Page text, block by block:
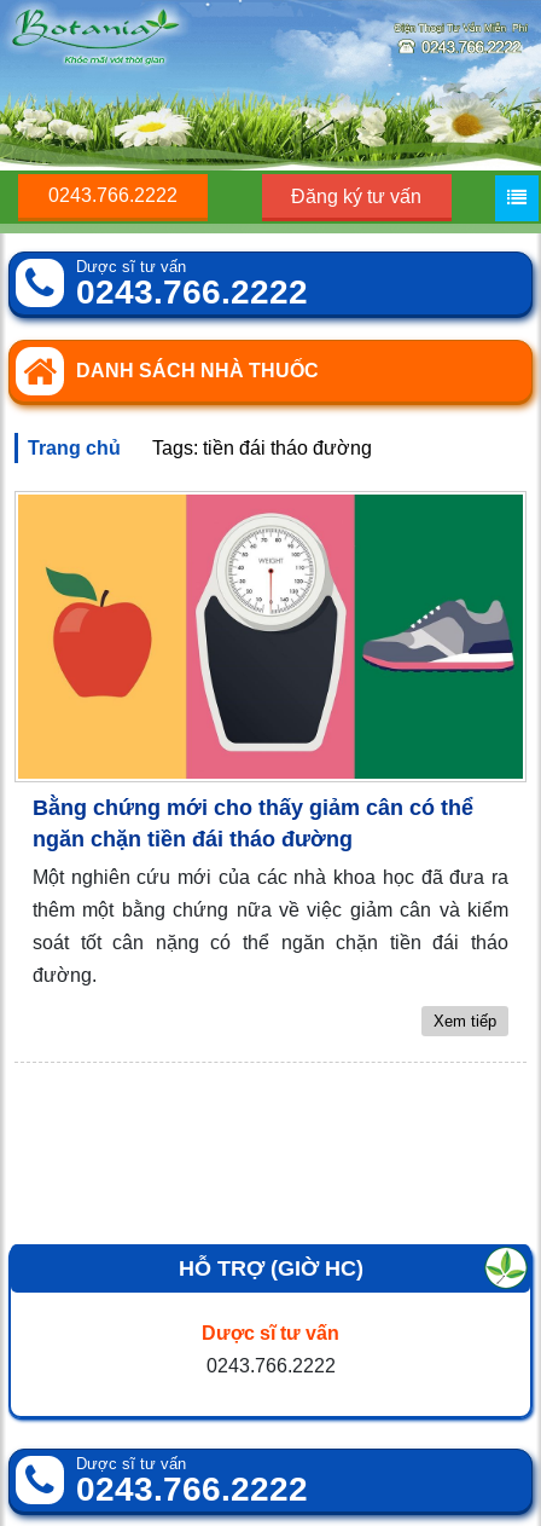
0243.766.2222 Đăng ký tư vấn
Dược sĩ tư vấn
0243.766.2222
DANH SÁCH NHÀ THUỐC
Trang chủ Tags: tiền đái tháo đường
Bằng chứng mới cho thấy giảm cân có thể
ngăn chặn tiền đái tháo đường
Một nghiên cứu mới của các nhà khoa học đã đưa ra
thêm một bằng chứng nữa về việc giảm cân và kiểm
soát tốt cân nặng có thể ngăn chặn tiền đái tháo
đường.
Xem tiếp
HỖ TRỢ (GIỜ HC)
Dược sĩ tư vấn
0243.766.2222
Dược sĩ tư vấn
0243.766.2222